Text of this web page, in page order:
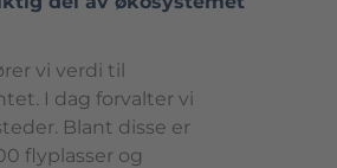
vi verdi til
I dag forvalter vi
Blant disse er
flyplasser og